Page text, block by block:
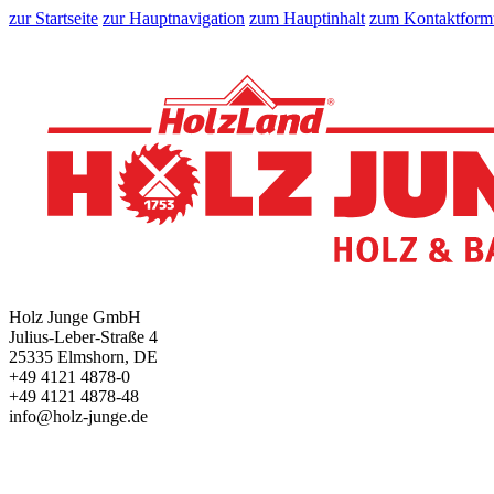
zur Startseite zur Hauptnavigation zum Hauptinhalt zum
Holz Junge GmbH
Julius-Leber-Straße 4
25335 Elmshorn, DE
+49 4121 4878-0
+49 4121 4878-48
info@holz-junge.de